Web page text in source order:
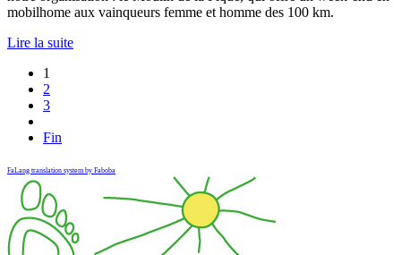
mobilhome aux vainqueurs femme et homme des 100 km.
Lire la suite
1
2
3
Fin
FaLang translation system by Faboba